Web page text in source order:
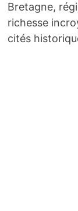
Bretagne,
richesse
cités